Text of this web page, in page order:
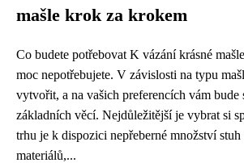
mašle krok za krokem
Co budete potřebovat K vázání krásné
moc nepotřebujete. V závislosti na typu
vytvořit, a na vašich preferencích vám bude
základních věcí. Nejdůležitější je vybrat si
trhu je k dispozici nepřeberné množství
materiálů,...